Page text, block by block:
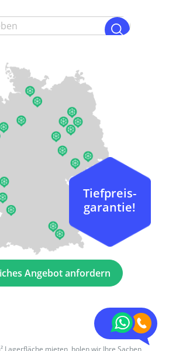
Angebot anfordern
Tiefpreis-
garantie!
Lagerfläche mieten, holen wir Ihre Sachen